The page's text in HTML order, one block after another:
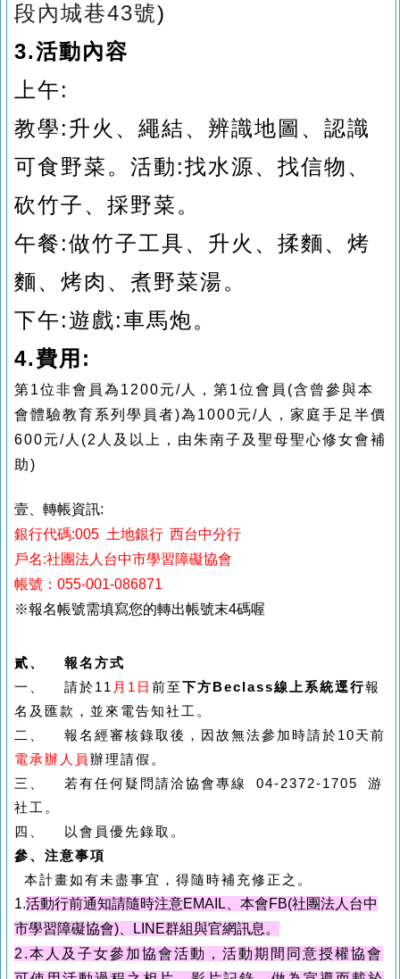
段內城巷43號)
3.活動內容
上午:
教學:升火、繩結、辨識地圖、認識
可食野菜。活動:找水源、找信物、
砍竹子、採野菜。
午餐:做竹子工具、升火、揉麵、烤
麵、烤肉、煮野菜湯。
下午:遊戲:車馬炮。
4.費用:
第1位非會員為1200元/人，第1位會員(含曾參與本
會體驗教育系列學員者)為1000元/人，家庭手足半價
600元/人(2人及以上，由朱南子及聖母聖心修女會補
助)
壹、轉帳資訊:
銀行代碼:005 土地銀行 西台中分行
戶名:社團法人台中市學習障礙協會
帳號：055-001-086871
※報名帳號需填寫您的轉出帳號末4碼喔
貳、
報名方式
一、
請於11 月1 日 前至下方Beclass線上系統逕行報
名及匯款，並來電告知社工。
二、
報名經審核錄取後，因故無法參加時請於10天前
電承辦人員 辦理請假。
三、
若有任何疑問請洽協會專線 04-2372-1705 游
社工。
四、 以會員優先錄取。
參、注意事項
本計畫如有未盡事宜，得隨時補充修正之。
1.活動行前通知請隨時注意EMAIL、本會FB(社團法人台中
市學習障礙協會) LINE群組與官網訊息。
2.本 人及子女參加協會活動，活動期間同意授權協會